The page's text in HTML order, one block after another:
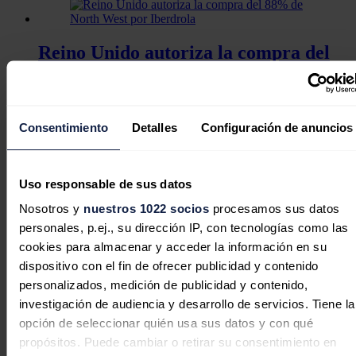
Consentimiento Detalles Configuración de anuncios
Uso responsable de sus datos
Nosotros y nuestros 1022 sociosprocesamos sus datos
personales, p.ej., su dirección IP, con tecnologías como las
cookies para almacenar y acceder la información en su
dispositivo con el fin de ofrecer publicidad y contenido
personalizados, medición de publicidad y contenido,
investigación de audiencia y desarrollo de servicios. Tiene la
opción de seleccionar quién usa sus datos y con qué
propósitos. Puede cambiar o retirar su consentimiento en
Reino Unido autoriza la compra del
88% de North West por Iberdrola
Octopus Energy espera duplicar su
cartera de nuevos clientes en España
Colisionan un petrolero y un buque
mercante frente a la costa oriental de
Reino Unido